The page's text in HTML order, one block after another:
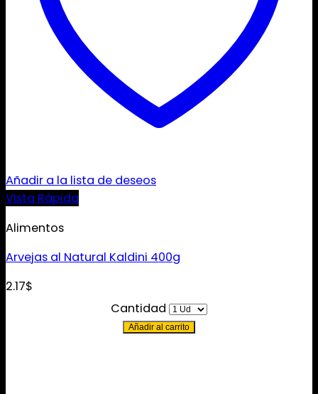
Añadir a la lista de deseos
Vista Rápida
Alimentos
Arvejas al Natural Kaldini 400g
2.17$
Cantidad
Añadir al carrito